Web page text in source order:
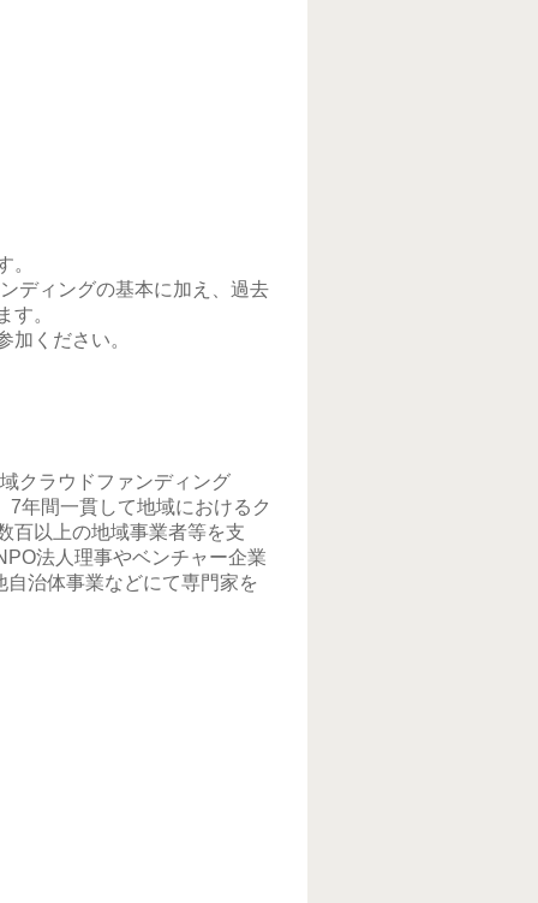
。
ディングの基本に加え、過去
す。
加ください。
クラウドファンディング
年間一貫して地域におけるク
百以上の地域事業者等を支
法人理事やベンチャー企業
治体事業などにて専門家を